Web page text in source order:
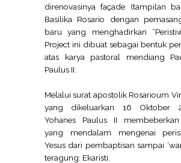
direnovasinya façade (tampilan
Basilika Rosario dengan
baru yang menghadirkan
Project ini dibuat sebagai bentuk
atas karya pastoral mendiang
Paulus II.
Melalui surat apostolik Rosarioum
yang dikeluarkan 16 Oktober
Yohanes Paulus II membeberkan
yang mendalam mengenai
Yesus dari pembaptisan sampai
teragung: Ekaristi.